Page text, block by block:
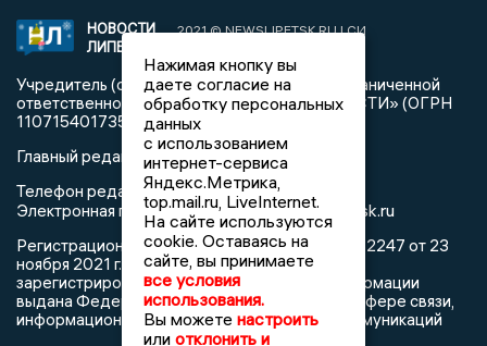
НОВОСТИ
ЛИПЕЦКА
2021 © NEWSLIPETSK.RU | СИ
Учредитель (соучредители): Общество с ограниченной
ответственностью «РЕГИОНАЛЬНЫЕ НОВОСТИ» (ОГРН
1107154017354)
Главный редактор: Герцог Е.Г.
Телефон редакции: +7 903 699 9427
Электронная почта редакции:info@newslipetsk.ru
Регистрационный номер: серия Эл № ФС77-82247 от 23
ноября 2021 г. согласно выписке из реестра
зарегистрированных средств массовой информации
выдана Федеральной службой по надзору в сфере связи,
информационных технологий и массовых коммуникаций
Нажимая кнопку вы
даете согласие на
обработку персональных
данных
с использованием
интернет-сервиса
Яндекс.Метрика,
top.mail.ru, LiveInternet.
На сайте используются
cookie. Оставаясь на
сайте, вы принимаете
все условия
использования.
Вы можете настроить
или отклонить и